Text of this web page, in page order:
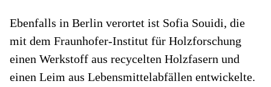
Ebenfalls in Berlin verortet ist Sofia Souidi, die
mit dem Fraunhofer-Institut für Holzforschung
einen Werkstoff aus recycelten Holzfasern und
einen Leim aus Lebensmittelabfällen entwickelte.